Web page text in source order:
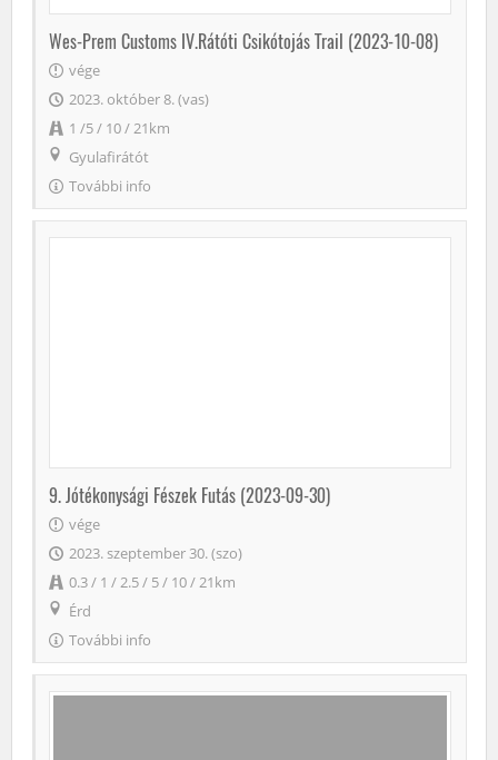
Wes-Prem Customs IV.Rátóti Csikótojás Trail (2023-10-08)
vége
2023. október 8. (vas)
1 /5 / 10 / 21km
Gyulafirátót
További info
9. Jótékonysági Fészek Futás (2023-09-30)
vége
2023. szeptember 30. (szo)
0.3 / 1 / 2.5 / 5 / 10 / 21km
Érd
További info